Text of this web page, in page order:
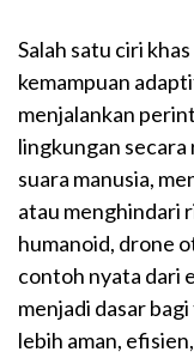
Salah satu ciri
kemampuan
menjalankan
lingkungan secara
suara manusia,
atau menghindari
humanoid, drone
contoh nyata dari
menjadi dasar
lebih aman,